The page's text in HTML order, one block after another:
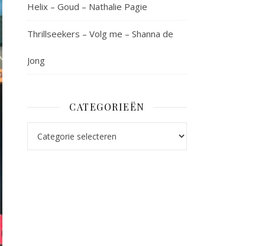
Helix – Goud – Nathalie Pagie
Thrillseekers – Volg me – Shanna de
Jong
CATEGORIEËN